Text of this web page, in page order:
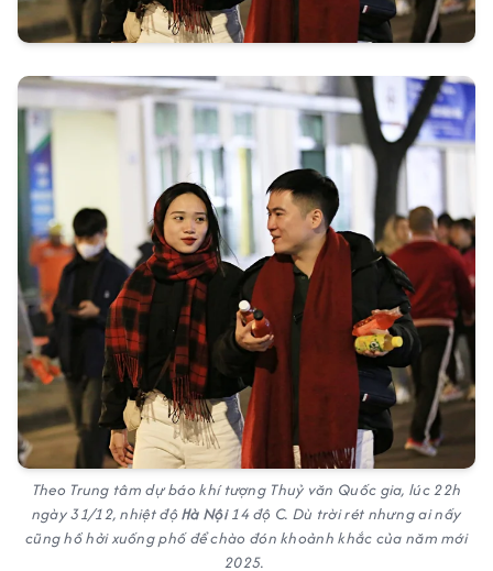
Theo Trung tâm dự báo khí tượng Thuỷ văn Quốc gia, lúc 22h
ngày 31/12, nhiệt độHà Nội14 độ C. Dù trời rét nhưng ai nấy
cũng hồ hởi xuống phố để chào đón khoảnh khắc của năm mới
2025.